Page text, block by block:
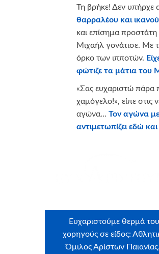
Τη βρήκε! Δεν υπήρχε
θαρραλέου και
και επίσημα
Μιχαήλ γονάτισε. Με
όρκο των ιπποτών.
φώτιζε τα μάτια του
«Σας ευχαριστώ πάρα
χαμόγελο!», είπε στις
αγώνα… Τον αγώνα
αντιμετωπίζει εδώ
Ευχαριστούμε θερμά
χορηγούς σε είδος:
Όμιλος Αρίστων